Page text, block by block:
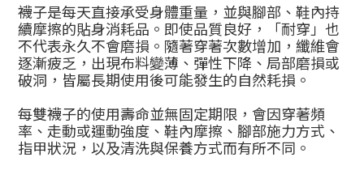
襪子是每天直接承受身體重量，並與腳部、鞋內持
續摩擦的貼身消耗品。即使品質良好，「耐穿」也
不代表永久不會磨損。隨著穿著次數增加，纖維會
逐漸疲乏，出現布料變薄、彈性下降、局部磨損或
破洞，皆屬長期使用後可能發生的自然耗損。
每雙襪子的使用壽命並無固定期限，會因穿著頻
率、走動或運動強度、鞋內摩擦、腳部施力方式、
指甲狀況，以及清洗與保養方式而有所不同。